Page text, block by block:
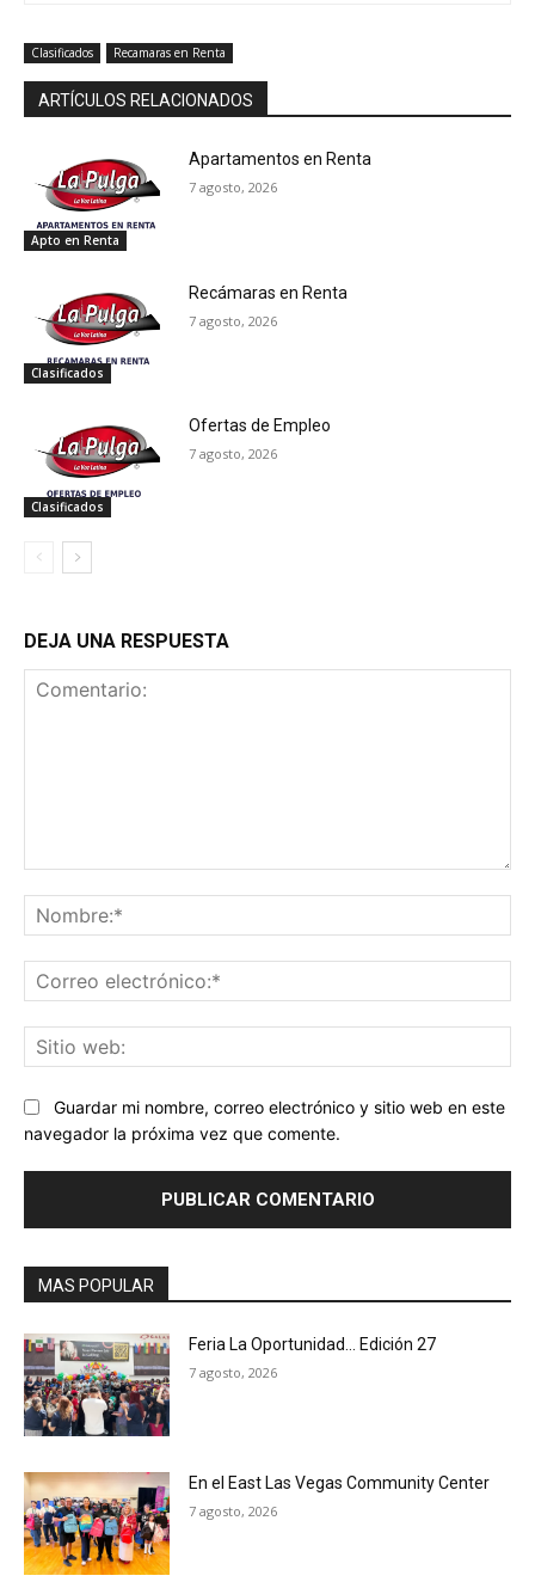
Clasificados Recamaras en Renta
ARTÍCULOS RELACIONADOS
Apto en Renta
Apartamentos en Renta
7 agosto, 2026
Clasificados
Recámaras en Renta
7 agosto, 2026
Clasificados
Ofertas de Empleo
7 agosto, 2026
DEJA UNA RESPUESTA
Guardar mi nombre, correo electrónico y sitio web en este
navegador la próxima vez que comente.
MAS POPULAR
Feria La Oportunidad… Edición 27
7 agosto, 2026
En el East Las Vegas Community Center
7 agosto, 2026